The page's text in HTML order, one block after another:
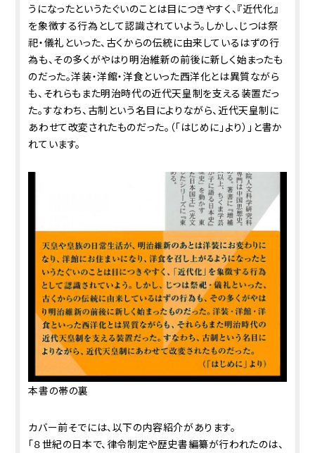
うになったというたぐいのことは目につきやすく、『近代化』
を象徴する行為として認識されていよう。しかし、じつは祭
祀・儀礼といった、古くからの伝統に由来しているはずの行
為も、その多くがやはり明治維新の前後に新しく始まったも
のだった。洋装・洋館・洋食といった西洋化とは異質ながら
も、それらもまた明治時代の近代天皇制を支える装置だっ
た。すなわち、古制という名目によりながら、近代天皇制に
あわせて改変されたものだった。（「はじめに」より）」と書か
れています。
本書の帯の裏
カバー前そでには、以下の内容紹介があります。
「８世紀の日本で、律令制定や歴史書編纂が行われたのは、